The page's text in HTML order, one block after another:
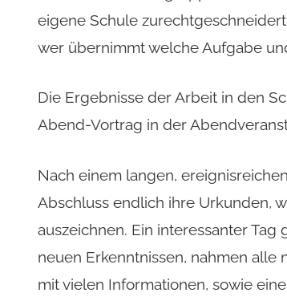
eigene Schule
wer übernimmt welche Aufgabe
Die Ergebnisse der Arbeit in den
Abend-Vortrag in der
Nach einem langen,
Abschluss endlich ihre Urkunden,
auszeichnen. Ein interessanter
neuen Erkenntnissen, nahmen
mit vielen Informationen, sowie